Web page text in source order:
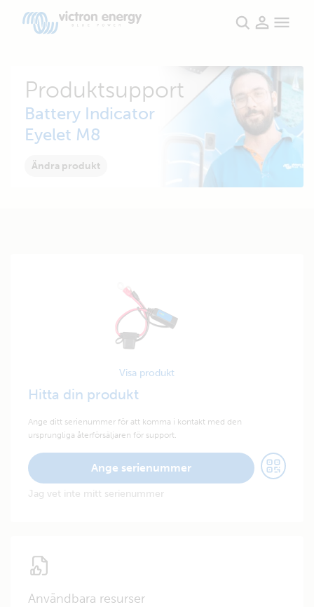
Produktsupport
Battery Indicator
Eyelet M8
Ändra produkt
Visa produkt
Hitta din produkt
Ange ditt serienummer för att komma i kontakt med den
ursprungliga återförsäljaren för support.
Ange serienummer
Jag vet inte mitt serienummer
Användbara resurser